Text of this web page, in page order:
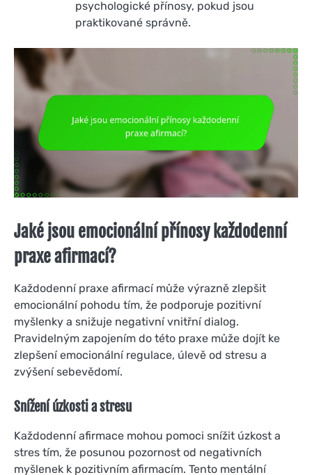
psychologické přínosy, pokud jsou
praktikované správně.
Jaké jsou emocionální přínosy každodenní
praxe afirmací?
Každodenní praxe afirmací může výrazně zlepšit
emocionální pohodu tím, že podporuje pozitivní
myšlenky a snižuje negativní vnitřní dialog.
Pravidelným zapojením do této praxe může dojít ke
zlepšení emocionální regulace, úlevě od stresu a
zvýšení sebevědomí.
Snížení úzkosti a stresu
Každodenní afirmace mohou pomoci snížit úzkost a
stres tím, že posunou pozornost od negativních
myšlenek k pozitivním afirmacím. Tento mentální